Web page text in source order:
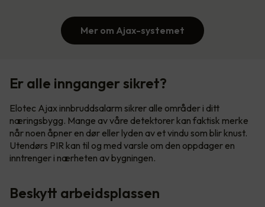
Mer om Ajax-systemet
Er alle innganger sikret?
Elotec Ajax innbruddsalarm sikrer alle områder i ditt
næringsbygg. Mange av våre detektorer kan faktisk merke
når noen åpner en dør eller lyden av et vindu som blir knust.
Utendørs PIR kan til og med varsle om den oppdager en
inntrenger i nærheten av bygningen.
Beskytt arbeidsplassen